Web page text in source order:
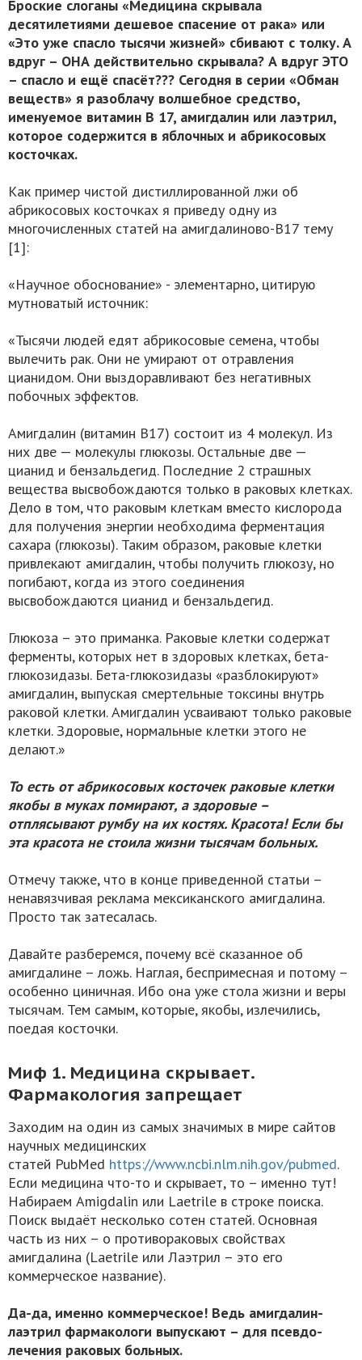
Броские слоганы «Медицина скрывала
десятилетиями дешевое спасение от рака» или
«Это уже спасло тысячи жизней» сбивают с толку. А
вдруг – ОНА действительно скрывала? А вдруг ЭТО
– спасло и ещё спасёт??? Сегодня в серии «Обман
веществ» я разоблачу волшебное средство,
именуемое витамин В 17, амигдалин или лаэтрил,
которое содержится в яблочных и абрикосовых
косточках.
Как пример чистой дистиллированной лжи об
абрикосовых косточках я приведу одну из
многочисленных статей на амигдалиново-В17 тему
[1]:
«Научное обоснование» - элементарно, цитирую
мутноватый источник:
«Тысячи людей едят абрикосовые семена, чтобы
вылечить рак. Они не умирают от отравления
цианидом. Они выздоравливают без негативных
побочных эффектов.
Амигдалин (витамин В17) состоит из 4 молекул. Из
них две — молекулы глюкозы. Остальные две —
цианид и бензальдегид. Последние 2 страшных
вещества высвобождаются только в раковых клетках.
Дело в том, что раковым клеткам вместо кислорода
для получения энергии необходима ферментация
сахара (глюкозы). Таким образом, раковые клетки
привлекают амигдалин, чтобы получить глюкозу, но
погибают, когда из этого соединения
высвобождаются цианид и бензальдегид.
Глюкоза – это приманка. Раковые клетки содержат
ферменты, которых нет в здоровых клетках, бета-
глюкозидазы. Бета-глюкозидазы «разблокируют»
амигдалин, выпуская смертельные токсины внутрь
раковой клетки. Амигдалин усваивают только раковые
клетки. Здоровые, нормальные клетки этого не
делают.»
То есть от абрикосовых косточек раковые клетки
якобы в муках помирают, а здоровые –
отплясывают румбу на их костях. Красота! Если бы
эта красота не стоила жизни тысячам больных.
Отмечу также, что в конце приведенной статьи –
ненавязчивая реклама мексиканского амигдалина.
Просто так затесалась.
Давайте разберемся, почему всё сказанное об
амигдалине – ложь. Наглая, беспримесная и потому –
особенно циничная. Ибо она уже стола жизни и веры
тысячам. Тем самым, которые, якобы, излечились,
поедая косточки.
Миф 1. Медицина скрывает.
Фармакология запрещает
Заходим на один из самых значимых в мире сайтов
научных медицинских
статей PubMed https://www.ncbi.nlm.nih.gov/pubmed.
Если медицина что-то и скрывает, то – именно тут!
Набираем Amigdalin или Laetrile в строке поиска.
Поиск выдаёт несколько сотен статей. Основная
часть из них – о противораковых свойствах
амигдалина (Laetrile или Лаэтрил – это его
коммерческое название).
Да-да, именно коммерческое! Ведь амигдалин-
лаэтрил фармакологи выпускают – для псевдо-
лечения раковых больных.